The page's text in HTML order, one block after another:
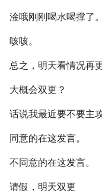
淦哦刚刚喝水喝撑了。
咳咳。
总之，明天看情况再更
大概会双更？
话说我最近要不要主
同意的在这发言。
不同意的在这发言。
请假，明天双更